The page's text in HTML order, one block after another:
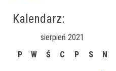
Kalendarz:
sierpień 2021
P
W Ś C P S N